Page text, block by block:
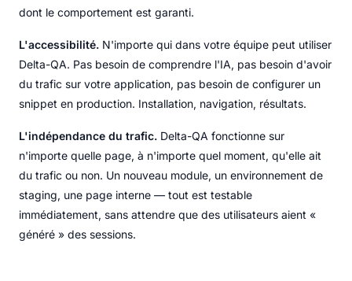
dont le comportement est garanti.
L'accessibilité. N'importe qui dans votre équipe peut utiliser
Delta-QA. Pas besoin de comprendre l'IA, pas besoin d'avoir
du trafic sur votre application, pas besoin de configurer un
snippet en production. Installation, navigation, résultats.
L'indépendance du trafic. Delta-QA fonctionne sur
n'importe quelle page, à n'importe quel moment, qu'elle ait
du trafic ou non. Un nouveau module, un environnement de
staging, une page interne — tout est testable
immédiatement, sans attendre que des utilisateurs aient «
généré » des sessions.